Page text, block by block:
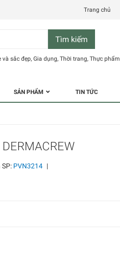
Trang chủ
Tìm kiếm
và sắc đẹp, Gia dụng, Thời trang, Thực phẩm
SẢN PHẨM TIN TỨC
SP: PVN3214 |